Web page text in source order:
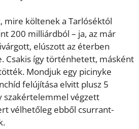
mire költenek a Tarlóséktól
200 milliárdból – ja, az már
elúszott az éterben
Csakis így történhetett, másként
Mondjuk egy picinyke
felújítása elvitt plusz 5
szakértelemmel végzett
vélhetőleg ebből csurrant-